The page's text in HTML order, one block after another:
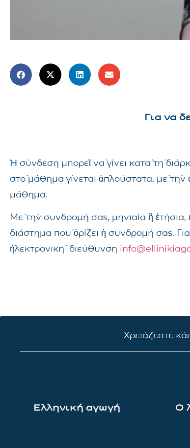
Για να
Ἡ σύνδεση μπορεῖ νὰ γίνει κατὰ τὴ
στὸ μάθημα γίνεται ἁπλούστατα, μὲ
μάθημα.
Μὲ τὴν συνδρομή σας, μηνιαία ἢ
διάστημα ποὺ ὁρίζει ἡ συνδρομή σας.
ἠλεκτρονικὴ διεύθυνση
Χρειάζεστε
Ελληνική αγωγή Ο